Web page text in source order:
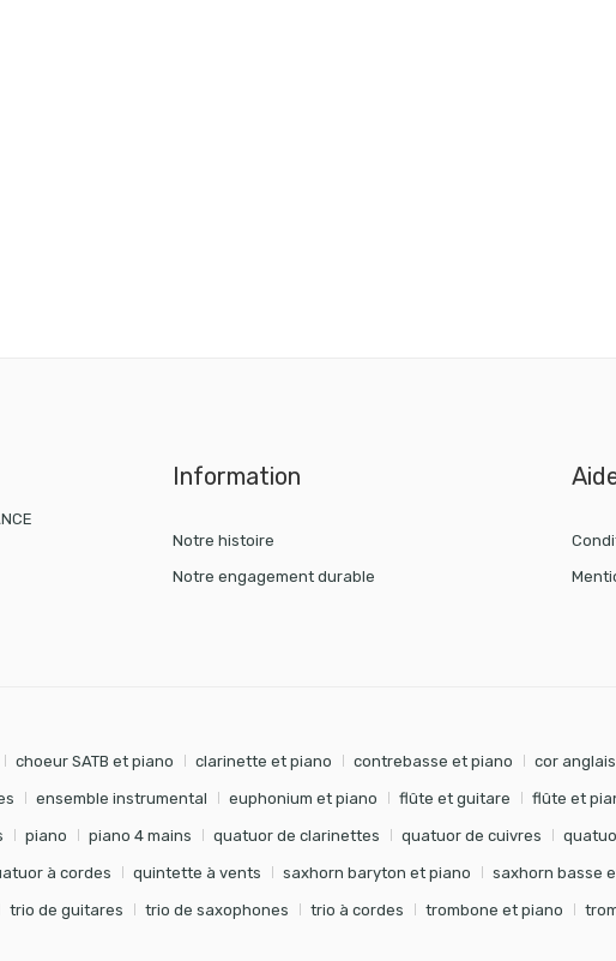
Information
Notre histoire
Notre engagement durable
choeur SATB et piano clarinette et piano contrebasse et piano cor
ensemble instrumental euphonium et piano flûte et guitare flûte et
piano piano 4 mains quatuor de clarinettes quatuor de cuivres
à cordes quintette à vents saxhorn baryton et piano saxhorn basse
trio de guitares trio de saxophones trio à cordes trombone et piano